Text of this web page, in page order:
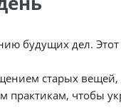
будущих дел.
старых
чтобы